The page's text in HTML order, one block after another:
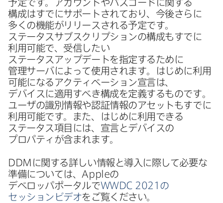
予定です。​アカウントや​パスコードに​関する​
構成は​すでに​サポートされており、​今後さらに​
多くの機能が​リリースされる​予定です。​
ステータスサブスクリプションの​構成もすでに​
利用​可能で、​受信したい​
ステータスアップデートを​指定する​ために​
管理サーバに​よって​使用されます。​はじめに​利用​
可能に​なる​アクティベーション宣言は、​
デバイスに​適用すべき構成を​定義する​ものです。​
ユーザの​識別情報や​認証情報の​アセットもすでに​
利用​可能です。​また、​はじめに​利用できる​
ステータス項目には、​宣言と​デバイスの​
プロパティが​含まれます。
DDM に​関する​詳しい​情報と​導入に​際して​必要な​
準備に​ついては、 Appleの​
デベロッパポータルでWWDC 2021 の​
セッションビデオを​ご覧ください。